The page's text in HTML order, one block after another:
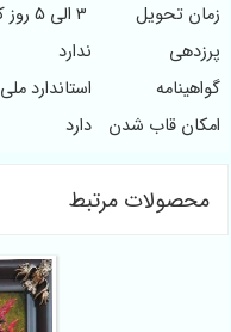
زمان تحویل
پرزدهی
ندارد
گواهینامه
استاندارد ملی
امکان قاب شدن
دارد
محصولات مرتبط